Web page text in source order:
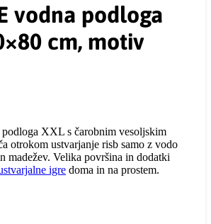
vodna podloga
cm, motiv
XXL s čarobnim vesoljskim
otrokom ustvarjanje risb samo z vodo
madežev. Velika površina in dodatki
igre doma in na prostem.